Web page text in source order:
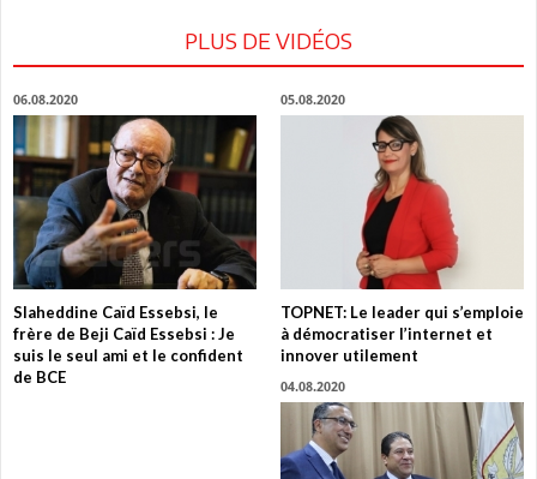
PLUS DE VIDÉOS
06.08.2020
Slaheddine Caïd Essebsi, le
frère de Beji Caïd Essebsi : Je
suis le seul ami et le confident
de BCE
05.08.2020
TOPNET: Le leader qui s’emploie
à démocratiser l’internet et
innover utilement
04.08.2020